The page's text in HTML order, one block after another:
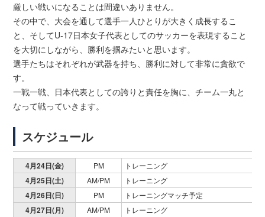
厳しい戦いになることは間違いありません。
その中で、大会を通して選手一人ひとりが大きく成長するこ
と、そしてU-17日本女子代表としてのサッカーを表現すること
を大切にしながら、勝利を掴みたいと思います。
選手たちはそれぞれが武器を持ち、勝利に対して非常に貪欲で
す。
一戦一戦、日本代表としての誇りと責任を胸に、チーム一丸と
なって戦っていきます。
スケジュール
4月24日(金) PM トレーニング
4月25日(土) AM/PM トレーニング
4月26日(日) PM トレーニングマッチ予定
4月27日(月) AM/PM トレーニング